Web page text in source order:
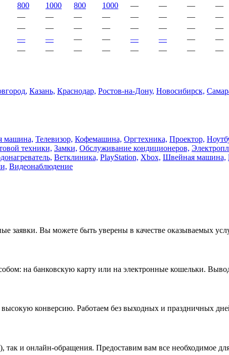
800 1000 800 1000 — — — —
— — — — — — — —
— — — — — — — —
— — — — — — — —
— — — — — — — —
Казань, Краснодар, Ростов-на-Дону, Новосибирск,
машина, Телевизор, Кофемашина, Оргтехника, Проектор,
техники, Замки, Обслуживание кондиционеров,
Ветклиника, PlayStation, Xbox, Швейная машина,
Видеонаблюдение
заявки. Вы можете быть уверены в качестве оказываемых
на банковскую карту или на электронные кошельки.
конверсию. Работаем без выходных и праздничных
и онлайн-обращения. Предоставим вам все необходимое